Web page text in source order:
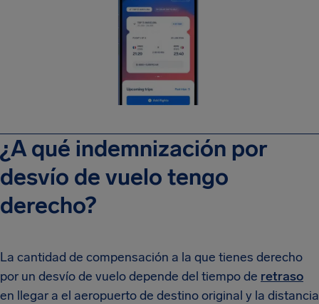
¿A qué indemnización por
desvío de vuelo tengo
derecho?
La cantidad de compensación a la que tienes derecho
por un desvío de vuelo depende del tiempo de retraso
en llegar a el aeropuerto de destino original y la distancia